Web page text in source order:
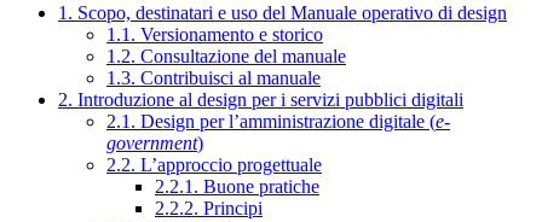
1. Scopo, destinatari e uso del Manuale operativo di design
1.1. Versionamento e storico
1.2. Consultazione del manuale
1.3. Contribuisci al manuale
2. Introduzione al design per i servizi pubblici digitali
2.1. Design per l’amministrazione digitale (e-
government)
2.2. L’approccio progettuale
2.2.1. Buone pratiche
2.2.2. Principi